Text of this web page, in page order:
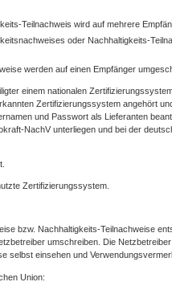
Teilnachweis wird auf mehrere
oder Nachhaltigkeits-
werden auf einen Empfänger
einem nationalen
Zertifizierungssystem angehört
und Passwort als Lieferanten
NachV unterliegen und bei der
Zertifizierungssystem.
bzw. Nachhaltigkeits-Teilnachweise
umschreiben. Die
selbst einsehen und
Union: